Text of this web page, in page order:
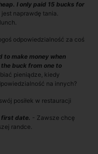
I only paid 15 bucks for
naprawdę tania.
odpowiedzialność za coś
to make money when
buck from one to
pieniądze, kiedy
na innych?
posiłek w restauracji
first date. - Zawsze chcę
randce.